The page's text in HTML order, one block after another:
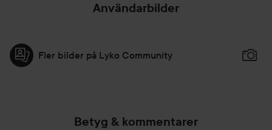
Användarbilder
Fler bilder på Lyko Community
Betyg & kommentarer